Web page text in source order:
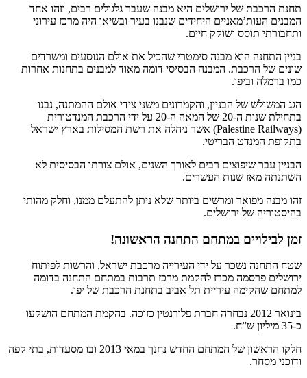
תחנת הרכבת של ירושלים היא מבנה שעבר גלגולים רבים, וזהו אחד
המבנים העות’מאניים היחידים שנבנו בעיר ובשיאו היה מרכז עירוני
ותחבורתי תוסס ושוקק חיים.
בניין התחנה הוא מבנה סימטרי שהכיל את אולם הנוסעים ומשרדים
שונים של הרכבת. המבנה הבסיסי דומה מאוד למבנים בתחנות אחרות
כמו ברמלה וביפו.
הגג המשולש של הבניין, והקמרונים משני צידי אולם ההמתנה, נבנו
בתחילת שנות ה-20 של המאה ה-20 על ידי הרכבת המנדטורית
(Palestine Railways) אשר ניהלה את רשת המסילות בארץ ישראל
בתקופת המנדט הבריטי.
הבניין עבר שיפוצים רבים לאורך השנים, אולם צורתו הבסיסית לא
השתנתה מאז שנות העשרים.
זהו מבנה מפואר ומרשים ביותר שלא ניתן להתעלם ממנו, וחלק מהותי
בהיסטוריה של ירושלים.
זמן לבילויים במתחם התחנה הראשונה!
שטח התחנה נשכר על ידי העירייה מרכבת ישראל, והרשות לפיתוח
ירושלים פרסמה מכרז להקמת מרכז תרבות במתחם התחנה בדומה
למתחם שהקימה עיריית תל אביב בתחנת הרכבת של יפו.
בינואר 2012 נבחרה חברת פלורנטין כזוכה. בהקמת המתחם הושקעו
כ-35 מיליון ש”ח.
חלקו הראשון של המתחם החדש נחנך במאי 2013 ובו מסעדות, בתי קפה
ודוכני מסחר.